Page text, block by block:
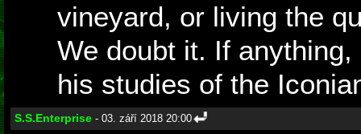
vineyard, or living the
We doubt it. If
his studies of the
S.S.Enterprise - 03. září 2018 20:00